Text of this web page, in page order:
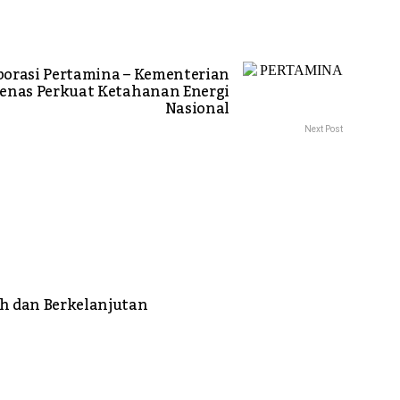
Pertamina – Kementerian
Perkuat Ketahanan Energi
Nasional
Next Post
dan Berkelanjutan